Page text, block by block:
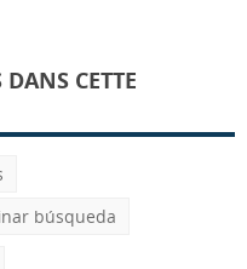
CETTE
búsqueda